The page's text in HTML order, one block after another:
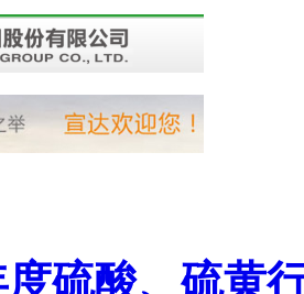
度硫酸、硫黄